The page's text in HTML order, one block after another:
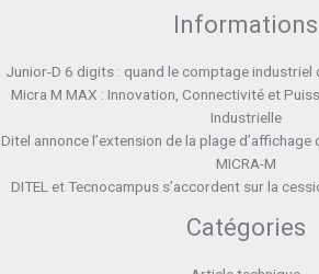
Informations
Junior-D 6 digits : quand le comptage industriel
Micra M MAX : Innovation, Connectivité et
Industrielle
Ditel annonce l’extension de la plage
MICRA-M
DITEL et Tecnocampus s’accordent sur la
Catégories